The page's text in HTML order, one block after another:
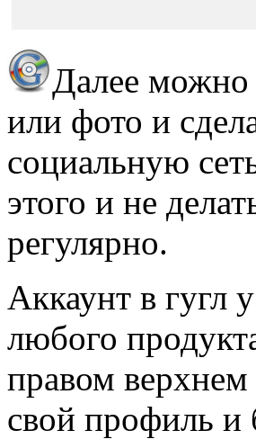
Далее можно
или фото и
социальную
этого и не
регулярно.
Аккаунт в гугл
любого
правом верхнем
свой профиль и